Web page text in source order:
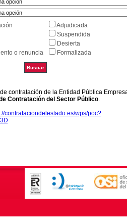
Adjudicada
Suspendida
Desierta
o renuncia
Formalizada
contratación de la Entidad Pública
Contratación del Sector Público.
contrataciondelestado.es/wps/poc?